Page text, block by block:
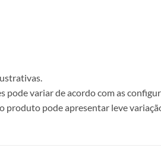
pode variar de acordo com as
produto pode apresentar leve